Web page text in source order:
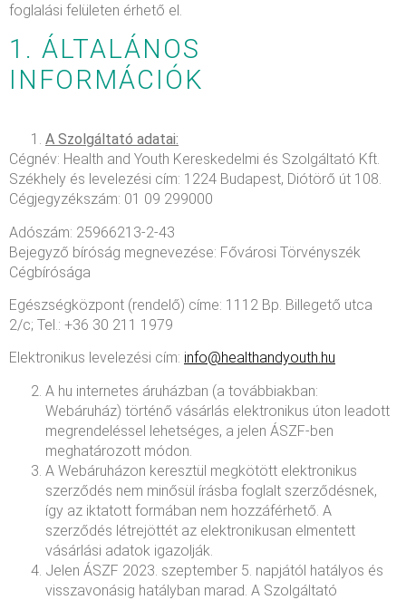
foglalási felületen érhető el.
1. ÁLTALÁNOS
INFORMÁCIÓK
A Szolgáltató adatai:
Cégnév: Health and Youth Kereskedelmi és Szolgáltató Kft.
Székhely és levelezési cím: 1224 Budapest, Diótörő út 108.
Cégjegyzékszám: 01 09 299000
Adószám: 25966213-2-43
Bejegyző bíróság megnevezése: Fővárosi Törvényszék
Cégbírósága
Egészségközpont (rendelő) címe: 1112 Bp. Billegető utca
2/c; Tel.: +36 30 211 1979
Elektronikus levelezési cím: info@healthandyouth.hu
A hu internetes áruházban (a továbbiakban:
Webáruház) történő vásárlás elektronikus úton leadott
megrendeléssel lehetséges, a jelen ÁSZF-ben
meghatározott módon.
A Webáruházon keresztül megkötött elektronikus
szerződés nem minősül írásba foglalt szerződésnek,
így az iktatott formában nem hozzáférhető. A
szerződés létrejöttét az elektronikusan elmentett
vásárlási adatok igazolják.
Jelen ÁSZF 2023. szeptember 5. napjától hatályos és
visszavonásig hatályban marad. A Szolgáltató